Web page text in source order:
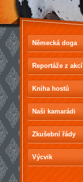
Německá doga
Reportáže z akcí
Kniha hostů
Naši kamarádi
Zkušební řády
Výcvik